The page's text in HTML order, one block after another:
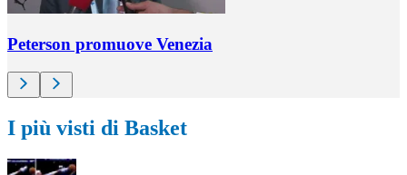
Peterson promuove Venezia
I più visti di Basket